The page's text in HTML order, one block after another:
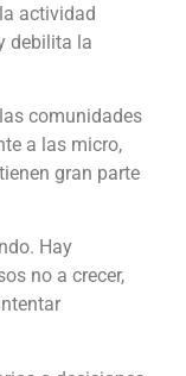
actividad
debilita la
comunidades
a las micro,
gran parte
Hay
no a crecer,